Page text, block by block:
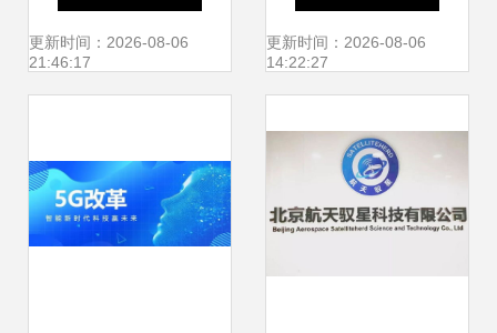
心未来产业发展大
询新动能
更新时间：2026-08-06
21:46:17
询服务解析
更新时间：2026-08-06
14:22:27